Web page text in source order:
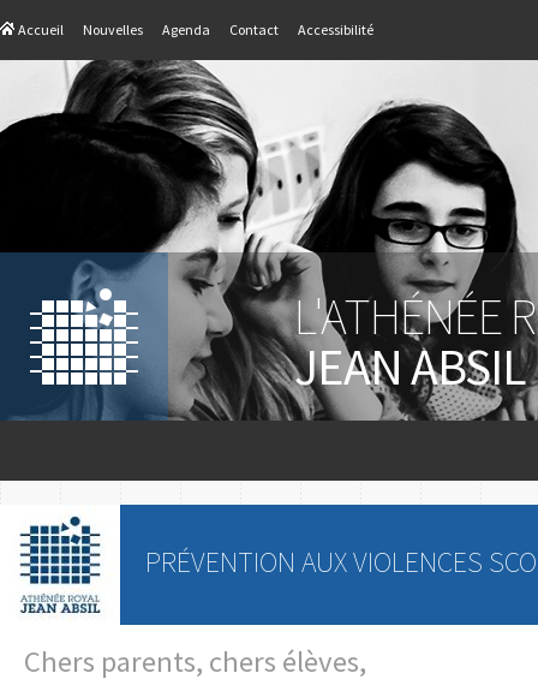
Accueil Nouvelles Agenda Contact Accessibilité
L'ATHÉNÉE
JEAN ABSIL
PRÉVENTION AUX VIOLENCES
Chers parents, chers élèves,